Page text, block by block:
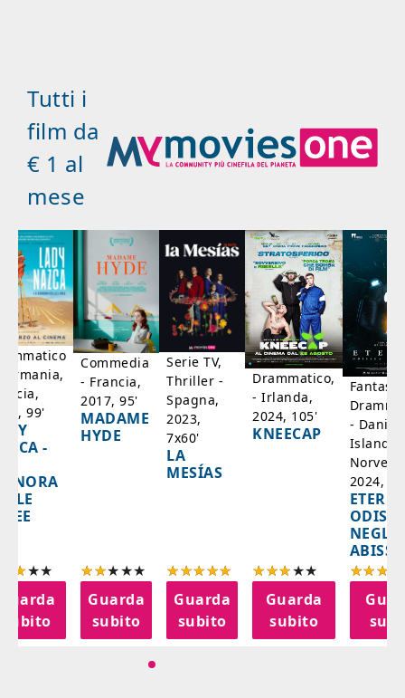
Tutti i
film da
€ 1 al
mese
99'
-
subito
Commedia
- Francia,
2017, 95'
MADAME
HYDE
Guarda
subito
Serie TV,
Thriller -
Spagna,
2023,
7x60'
LA
MESÍAS
Guarda
subito
Drammatico,
- Irlanda,
2024, 105'
KNEECAP
Guarda
subito
-
Islanda,
2024,
NEGLI
ABISSI